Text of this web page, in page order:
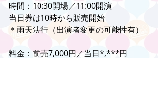
時間：10:30開場／11:00開演
当日券は10時から販売開始
＊雨天決行（出演者変更の可能性有）
料金：前売7,000円／当日*,***円